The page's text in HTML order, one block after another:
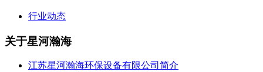
行业动态
关于星河瀚海
江苏星河瀚海环保设备有限公司简介